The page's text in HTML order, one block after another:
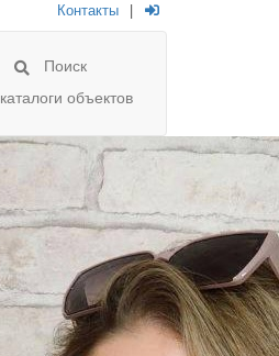
Контакты |
Поиск
каталоги объектов